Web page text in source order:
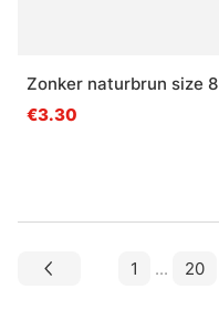
Zonker naturbrun size 8
€3.30
1 ... 20